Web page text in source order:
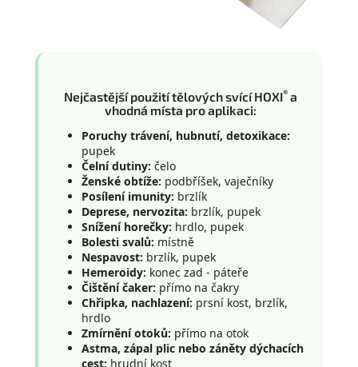
Nejčastější použití tělových svící HOXI® a
vhodná místa pro aplikaci:
Poruchy trávení, hubnutí, detoxikace:
pupek
Čelní dutiny: čelo
Ženské obtíže: podbříšek, vaječníky
Posílení imunity: brzlík
Deprese, nervozita: brzlík, pupek
Snížení horečky: hrdlo, pupek
Bolesti svalů: místně
Nespavost: brzlík, pupek
Hemeroidy: konec zad - páteře
Čištění čaker: přímo na čakry
Chřipka, nachlazení: prsní kost, brzlík,
hrdlo
Zmírnění otoků: přímo na otok
Astma, zápal plic nebo záněty dýchacích
cest: hrudní kost